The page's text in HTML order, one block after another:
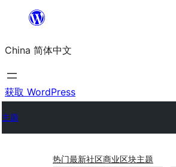
内
容
China 简体中文
获取 WordPress
主题
热门最新社区商业区块主题